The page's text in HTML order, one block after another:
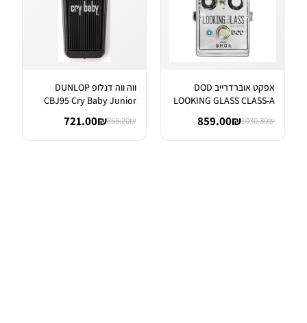
אפקט אוברדרייב DOD
LOOKING GLASS CLASS-A
1030.80₪
859.00₪
ווה ווה דנלופ DUNLOP
CBJ95 Cry Baby Junior
865.20₪
721.00₪